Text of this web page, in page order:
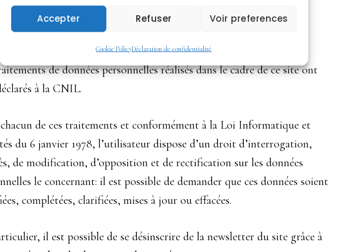
Accepter Refuser Voir preferences
Cookie PolicyDéclaration de confidentialité
de données
de données personnelles réalisés dans le cadre de ce site ont
à la CNIL.
de ces traitements et conformément à la Loi Informatique et
du 6 janvier 1978, l’utilisateur dispose d’un droit d’interrogation,
de modification, d’opposition et de rectification sur les données
le concernant: il est possible de demander que ces données soient
complétées, clarifiées, mises à jour ou effacées.
il est possible de se désinscrire de la newsletter du site grâce à